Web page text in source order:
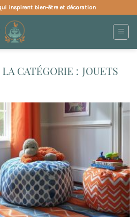
inspirent bien-être et décoration
JOUETS